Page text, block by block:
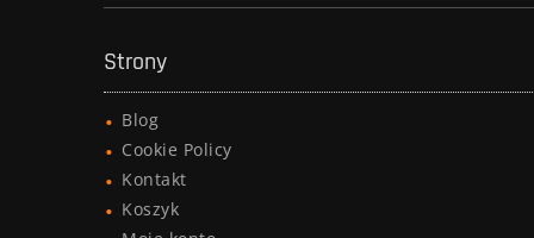
Strony
Blog
Cookie Policy
Kontakt
Koszyk